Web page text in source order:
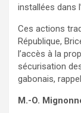
installées dans
Ces actions
République,
l’accès à la
sécurisation
gabonais,
M.-O.